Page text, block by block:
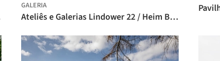
GALERIA
Ateliês e Galerias Lindower 22 / Heim Balp Architekten